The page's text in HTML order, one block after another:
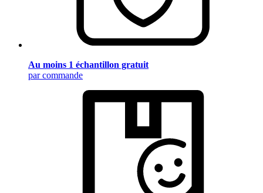
Au moins 1 échantillon gratuit
par commande